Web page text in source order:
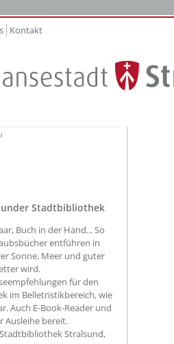
Kontakt
Stadtbibliothek
???
Buch in der Hand... So
entführen in
Sonne, Meer und guter
wird.
für den
im Belletristikbereich, wie
Auch E-Book-Reader und
Ausleihe bereit.
Stralsund,